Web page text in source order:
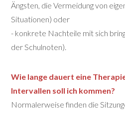
Ängsten, die Vermeidung von
Situationen) oder
- konkrete Nachteile mit sich
der Schulnoten).
Wie lange dauert eine
Intervallen soll ich kommen?
Normalerweise finden die